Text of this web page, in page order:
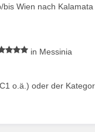
Wien nach
in Messinia
o.ä.) oder der